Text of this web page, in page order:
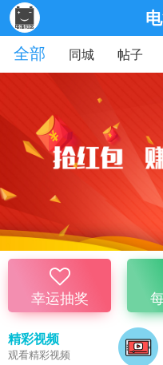
全部
同城 帖子
幸运抽奖
精彩视频
观看精彩视频